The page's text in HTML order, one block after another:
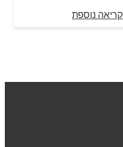
קריאה נוספת